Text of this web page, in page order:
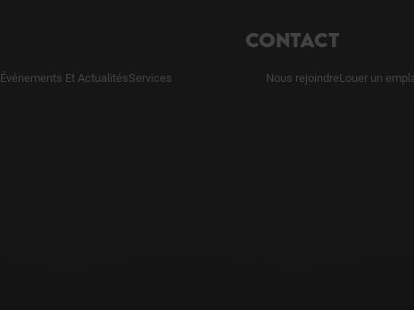
Événements Et ActualitésServices
CONTACT
Nous rejoindreLouer un